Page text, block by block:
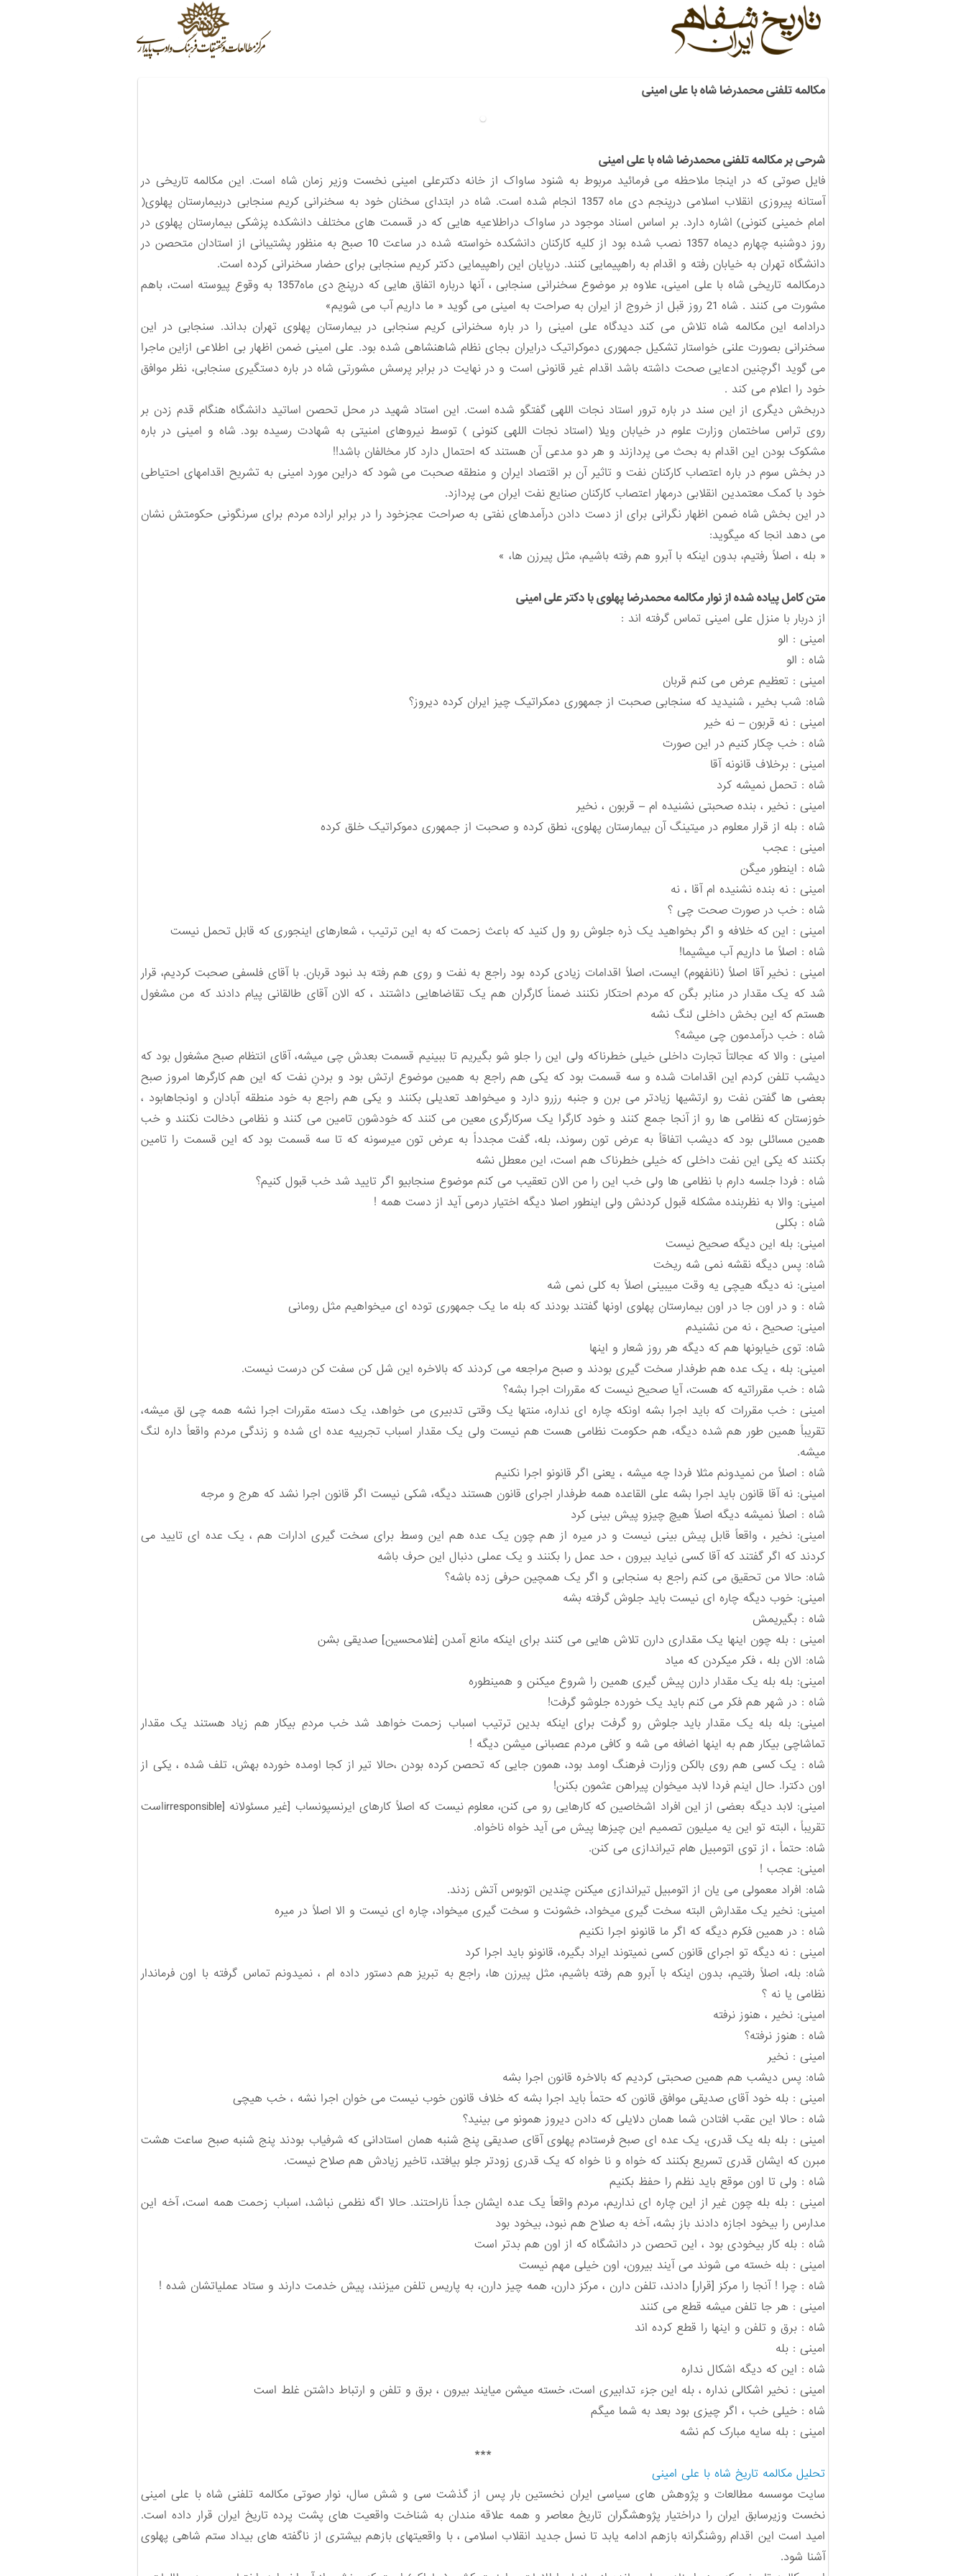
مکالمه تلفنی محمدرضا شاه با علی امینی
شرحی بر مکالمه تلفنی محمدرضا شاه با علی امینی
فایل صوتی که در اینجا ملاحظه می فرمائید مربوط به شنود ساواک از خانه دکترعلی امینی نخست وزیر زمان شاه است. این مکالمه تاریخی در
آستانه پیروزی انقلاب اسلامی درپنجم دی ماه 1357 انجام شده است. شاه در ابتدای سخنان خود به سخنرانی کریم سنجابی دربیمارستان پهلوی(
امام خمینی کنونی) اشاره دارد. بر اساس اسناد موجود در ساواک دراطلاعیه هایی که در قسمت های مختلف دانشکده پزشکی بیمارستان پهلوی در
روز دوشنبه چهارم دیماه 1357 نصب شده بود از کلیه کارکنان دانشکده خواسته شده در ساعت 10 صبح به منظور پشتیبانی از استادان متحصن در
دانشگاه تهران به خیابان رفته و اقدام به راهپیمایی کنند. درپایان این راهپیمایی دکتر کریم سنجابی برای حضار سخنرانی کرده است.
درمکالمه تاریخی شاه با علی امینی، علاوه بر موضوع سخنرانی سنجابی ، آنها درباره اتفاق هایی که درپنج دی ماه1357 به وقوع پیوسته است، باهم
مشورت می کنند . شاه 21 روز قبل از خروج از ایران به صراحت به امینی می گوید « ما داریم آب می شویم»
درادامه این مکالمه شاه تلاش می کند دیدگاه علی امینی را در باره سخنرانی کریم سنجابی در بیمارستان پهلوی تهران بداند. سنجابی در این
سخنرانی بصورت علنی خواستار تشکیل جمهوری دموکراتیک درایران بجای نظام شاهنشاهی شده بود. علی امینی ضمن اظهار بی اطلاعی ازاین ماجرا
می گوید اگرچنین ادعایی صحت داشته باشد اقدام غیر قانونی است و در نهایت در برابر پرسش مشورتی شاه در باره دستگیری سنجابی، نظر موافق
خود را اعلام می کند .
دربخش دیگری از این سند در باره ترور استاد نجات اللهی گفتگو شده است. این استاد شهید در محل تحصن اساتید دانشگاه هنگام قدم زدن بر
روی تراس ساختمان وزارت علوم در خیابان ویلا (استاد نجات اللهی کنونی ) توسط نیروهای امنیتی به شهادت رسیده بود. شاه و امینی در باره
مشکوک بودن این اقدام به بحث می پردازند و هر دو مدعی آن هستند که احتمال دارد کار مخالفان باشد!!
در بخش سوم در باره اعتصاب کارکنان نفت و تاثیر آن بر اقتصاد ایران و منطقه صحبت می شود که دراین مورد امینی به تشریح اقدامهای احتیاطی
خود با کمک معتمدین انقلابی درمهار اعتصاب کارکنان صنایع نفت ایران می پردازد.
در این بخش شاه ضمن اظهار نگرانی برای از دست دادن درآمدهای نفتی به صراحت عجزخود را در برابر اراده مردم برای سرنگونی حکومتش نشان
می دهد انجا که میگوید:
« بله ، اصلاً رفتیم، بدون اینکه با آبرو هم رفته باشیم، مثل پیرزن ها، »
متن کامل پیاده شده از نوار مکالمه محمدرضا پهلوی با دکتر علی امینی
از دربار با منزل علی امینی تماس گرفته اند :
امینی : الو
شاه : الو
امینی : تعظیم عرض می کنم قربان
شاه: شب بخیر ، شنیدید که سنجابی صحبت از جمهوری دمکراتیک چیز ایران کرده دیروز؟
امینی : نه قربون – نه خیر
شاه : خب چکار کنیم در این صورت
امینی : برخلاف قانونه آقا
شاه : تحمل نمیشه کرد
امینی : نخیر ، بنده صحبتی نشنیده ام – قربون ، نخیر
شاه : بله از قرار معلوم در میتینگ آن بیمارستان پهلوی، نطق کرده و صحبت از جمهوری دموکراتیک خلق کرده
امینی : عجب
شاه : اینطور میگن
امینی : نه بنده نشنیده ام آقا ، نه
شاه : خب در صورت صحت چی ؟
امینی : این که خلافه و اگر بخواهید یک ذره جلوش رو ول کنید که باعث زحمت که به این ترتیب ، شعارهای اینجوری که قابل تحمل نیست
شاه : اصلاً ما داریم آب میشیما!
امینی : نخیر آقا اصلاً (نانفهوم) ایست، اصلاً اقدامات زیادی کرده بود راجع به نفت و روی هم رفته بد نبود قربان. با آقای فلسفی صحبت کردیم، قرار
شد که یک مقدار در منابر بگن که مردم احتکار نکنند ضمناً کارگران هم یک تقاضاهایی داشتند ، که الان آقای طالقانی پیام دادند که من مشغول
هستم که این بخش داخلی لنگ نشه
شاه : خب درآمدمون چی میشه؟
امینی : والا که عجالتاً تجارت داخلی خیلی خطرناکه ولی این را جلو شو بگیریم تا ببینیم قسمت بعدش چی میشه، آقای انتظام صبح مشغول بود که
دیشب تلفن کردم این اقدامات شده و سه قسمت بود که یکی هم راجع به همین موضوع ارتش بود و بردنِ نفت که این هم کارگرها امروز صبح
بعضی ها گفتن نفت رو ارتشیها زیادتر می برن و جنبه رزرو دارد و میخواهد تعدیلی بکنند و یکی هم راجع به خود منطقه آبادان و اونجاهابود ،
خوزستان که نظامی ها رو از آنجا جمع کنند و خود کارگرا یک سرکارگری معین می کنند که خودشون تامین می کنند و نظامی دخالت نکنند و خب
همین مسائلی بود که دیشب اتفاقاً به عرض تون رسوند، بله، گفت مجدداً به عرض تون میرسونه که تا سه قسمت بود که این قسمت را تامین
بکنند که یکی این نفت داخلی که خیلی خطرناک هم است، این معطل نشه
شاه : فردا جلسه دارم با نظامی ها ولی خب این را من الان تعقیب می کنم موضوع سنجابیو اگر تایید شد خب قبول کنیم؟
امینی: والا به نظربنده مشکله قبول کردنش ولی اینطور اصلا دیگه اختیار درمی آید از دست همه !
شاه : بکلی
امینی: بله این دیگه صحیح نیست
شاه: پس دیگه نقشه نمی شه ریخت
امینی: نه دیگه هیچی یه وقت میبینی اصلاً به کلی نمی شه
شاه : و در اون جا در اون بیمارستان پهلوی اونها گفتند بودند که بله ما یک جمهوری توده ای میخواهیم مثل رومانی
امینی: صحیح ، نه من نشنیدم
شاه: توی خیابونها هم که دیگه هر روز شعار و اینها
امینی: بله ، یک عده هم طرفدار سخت گیری بودند و صبح مراجعه می کردند که بالاخره این شل کن سفت کن درست نیست.
شاه : خب مقرراتیه که هست، آیا صحیح نیست که مقررات اجرا بشه؟
امینی : خب مقررات که باید اجرا بشه اونکه چاره ای نداره، منتها یک وقتی تدبیری می خواهد، یک دسته مقررات اجرا نشه همه چی لق میشه،
تقریباً همین طور هم شده دیگه، هم حکومت نظامی هست هم نیست ولی یک مقدار اسباب تجرییه عده ای شده و زندگی مردم واقعاً داره لنگ
میشه.
شاه : اصلاً من نمیدونم مثلا فردا چه میشه ، یعنی اگر قانونو اجرا نکنیم
امینی: نه آقا قانون باید اجرا بشه علی القاعده همه طرفدار اجرای قانون هستند دیگه، شکی نیست اگر قانون اجرا نشد که هرج و مرجه
شاه : اصلاً نمیشه دیگه اصلاً هیچ چیزو پیش بینی کرد
امینی: نخیر ، واقعاً قابل پیش بینی نیست و در میره از هم چون یک عده هم این وسط برای سخت گیری ادارات هم ، یک عده ای تایید می
کردند که اگر گفتند که آقا کسی نیاید بیرون ، حد عمل را بکنند و یک عملی دنبال این حرف باشه
شاه: حالا من تحقیق می کنم راجع به سنجابی و اگر یک همچین حرفی زده باشه؟
امینی: خوب دیگه چاره ای نیست باید جلوش گرفته بشه
شاه : بگیریمش
امینی : بله چون اینها یک مقداری دارن تلاش هایی می کنند برای اینکه مانع آمدن [غلامحسین] صدیقی بشن
شاه: الان بله ، فکر میکردن که میاد
امینی: بله بله یک مقدار دارن پیش گیری همین را شروع میکنن و همینطوره
شاه : در شهر هم فکر می کنم باید یک خورده جلوشو گرفت!
امینی: بله بله یک مقدار باید جلوش رو گرفت برای اینکه بدین ترتیب اسباب زحمت خواهد شد خب مردمِ بیکار هم زیاد هستند یک مقدار
تماشاچی بیکار هم به اینها اضافه می شه و کافی مردم عصبانی میشن دیگه !
شاه : یک کسی هم روی بالکن وزارت فرهنگ اومد بود، همون جایی که تحصن کرده بودن ،حالا تیر از کجا اومده خورده بهش، تلف شده ، یکی از
اون دکترا. حال اینم فردا لابد میخوان پیراهن عثمون بکنن!
امینی: لابد دیگه بعضی از این افراد اشخاصین که کارهایی رو می کنن، معلوم نیست که اصلاً کارهای ایرنسپونساب [غیر مسئولانه [irresponsibleاست
تقریباً ، البته تو این یه میلیون تصمیم این چیزها پیش می آید خواه ناخواه.
شاه: حتماً ، از توی اتومبیل هام تیراندازی می کنن.
امینی: عجب !
شاه: افراد معمولی می یان از اتومبیل تیراندازی میکنن چندین اتوبوس آتش زدند.
امینی: نخیر یک مقدارش البته سخت گیری میخواد، خشونت و سخت گیری میخواد، چاره ای نیست و الا اصلاً در میره
شاه : در همین فکرم دیگه که اگر ما قانونو اجرا نکنیم
امینی : نه دیگه تو اجرای قانون کسی نمیتوند ایراد بگیره، قانونو باید اجرا کرد
شاه: بله، اصلاً رفتیم، بدون اینکه با آبرو هم رفته باشیم، مثل پیرزن ها، راجع به تبریز هم دستور داده ام ، نمیدونم تماس گرفته با اون فرماندار
نظامی یا نه ؟
امینی: نخیر ، هنوز نرفته
شاه : هنوز نرفته؟
امینی : نخیر
شاه: پس دیشب هم همین صحبتی کردیم که بالاخره قانون اجرا بشه
امینی : بله خود آقای صدیقی موافق قانون که حتماً باید اجرا بشه که خلاف قانون خوب نیست می خوان اجرا نشه ، خب هیچی
شاه : حالا این عقب افتادن شما همان دلایلی که دادن دیروز همونو می بینید؟
امینی : بله بله یک قدری، یک عده ای صبح فرستادم پهلوی آقای صدیقی پنج شنبه همان استادانی که شرفیاب بودند پنج شنبه صبح ساعت هشت
مبرن که ایشان قدری تسریع بکنند که خواه و نا خواه که یک قدری زودتر جلو بیافتد، تاخیر زیادش هم صلاح نیست.
شاه : ولی تا اون موقع باید نظم را حفظ بکنیم
امینی : بله بله چون غیر از این چاره ای نداریم، مردم واقعاً یک عده ایشان جداً ناراحتند. حالا اگه نظمی نباشد، اسباب زحمت همه است، آخه این
مدارس را بیخود اجازه دادند باز بشه، آخه به صلاح هم نبود، بیخود بود
شاه : بله کار بیخودی بود ، این تحصن در دانشگاه که از اون هم بدتر است
امینی : بله خسته می شوند می آیند بیرون، اون خیلی مهم نیست
شاه : چرا ! آنجا را مرکز [قرار] دادند، تلفن دارن ، مرکز دارن، همه چیز دارن، به پاریس تلفن میزنند، پیش خدمت دارند و ستاد عملیاتشان شده !
امینی : هر جا تلفن میشه قطع می کنند
شاه : برق و تلفن و اینها را قطع کرده اند
امینی : بله
شاه : این که دیگه اشکال نداره
امینی : نخیر اشکالی نداره ، بله این جزء تدابیری است، خسته میشن میایند بیرون ، برق و تلفن و ارتباط داشتن غلط است
شاه : خیلی خب ، اگر چیزی بود بعد به شما میگم
امینی : بله سایه مبارک کم نشه
***
تحلیل مکالمه تاریخ شاه با علی امینی
سایت موسسه مطالعات و پژوهش های سیاسی ایران نخستین بار پس از گذشت سی و شش سال، نوار صوتی مکالمه تلفنی شاه با علی امینی
نخست وزیرسابق ایران را دراختیار پژوهشگران تاریخ معاصر و همه علاقه مندان به شناخت واقعیت های پشت پرده تاریخ ایران قرار داده است.
امید است این اقدام روشنگرانه بازهم ادامه یابد تا نسل جدید انقلاب اسلامی ، با واقعیتهای بازهم بیشتری از ناگفته های بیداد ستم شاهی پهلوی
آشنا شود.